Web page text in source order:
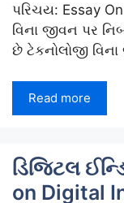
પરિચય: Essay
વિના જીવન પર
છે ટેકનોલોજી
Read more
ડિજિટલ
on Digital